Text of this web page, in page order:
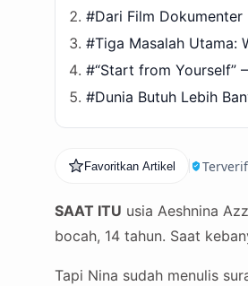
#Dari Film Dokumenter
#Tiga Masalah Utama:
#“Start from Yourself”
#Dunia Butuh Lebih
Favoritkan Artikel
SAAT ITU usia Aeshnina
bocah, 14 tahun. Saat
Tapi Nina sudah menulis